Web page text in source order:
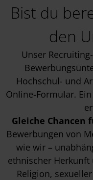
Bist du
den
Unser
Hochschul- und
Online-Formular.
Gleiche Chancen
Bewerbungen von
wie wir –
ethnischer
Religion,